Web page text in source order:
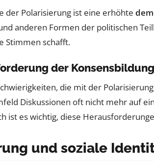
der Polarisierung ist eine erhöhte
anderen Formen der politischen
Stimmen schafft.
der Konsensbildung
die mit der
Diskussionen oft nicht mehr auf
ist es wichtig, diese
und soziale